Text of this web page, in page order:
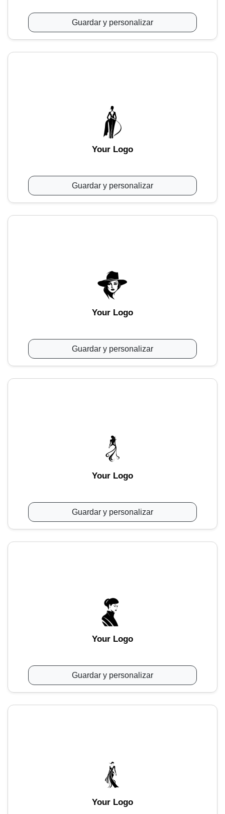
Guardar y personalizar
Your Logo
Guardar y personalizar
Your Logo
Guardar y personalizar
Your Logo
Guardar y personalizar
Your Logo
Guardar y personalizar
Your Logo